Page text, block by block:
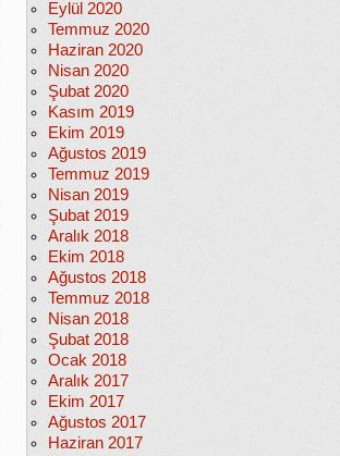
Eylül 2020
Temmuz 2020
Haziran 2020
Nisan 2020
Şubat 2020
Kasım 2019
Ekim 2019
Ağustos 2019
Temmuz 2019
Nisan 2019
Şubat 2019
Aralık 2018
Ekim 2018
Ağustos 2018
Temmuz 2018
Nisan 2018
Şubat 2018
Ocak 2018
Aralık 2017
Ekim 2017
Ağustos 2017
Haziran 2017